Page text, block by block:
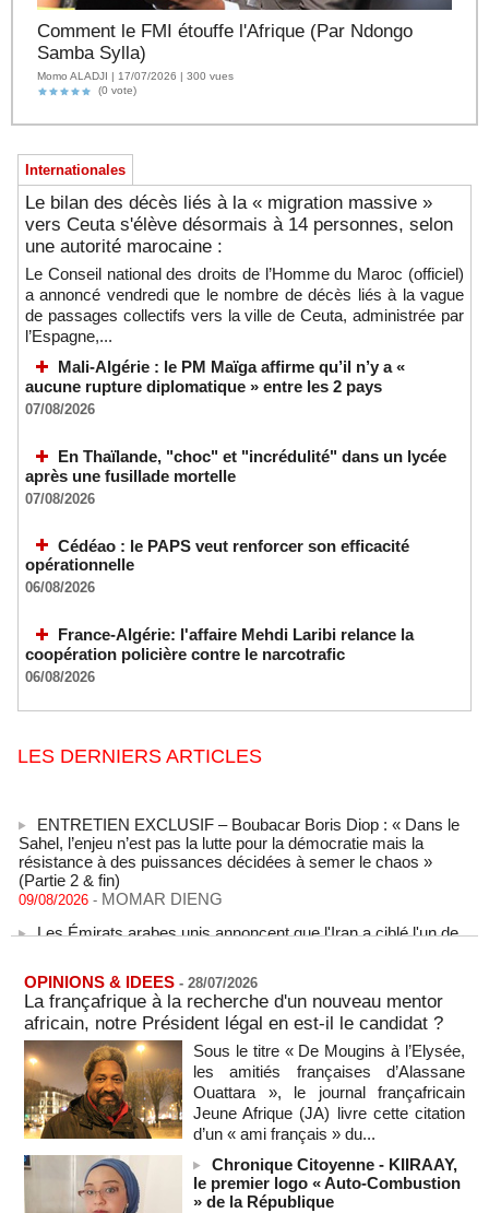
Comment le FMI étouffe l'Afrique (Par Ndongo
Samba Sylla)
Momo ALADJI | 17/07/2026 | 300 vues
(0 vote)
Internationales
Le bilan des décès liés à la « migration massive »
vers Ceuta s'élève désormais à 14 personnes, selon
une autorité marocaine :
Le Conseil national des droits de l’Homme du Maroc (officiel)
a annoncé vendredi que le nombre de décès liés à la vague
de passages collectifs vers la ville de Ceuta, administrée par
l’Espagne,...
Mali-Algérie : le PM Maïga affirme qu’il n’y a «
aucune rupture diplomatique » entre les 2 pays
07/08/2026
En Thaïlande, "choc" et "incrédulité" dans un lycée
après une fusillade mortelle
07/08/2026
Cédéao : le PAPS veut renforcer son efficacité
opérationnelle
06/08/2026
France-Algérie: l'affaire Mehdi Laribi relance la
coopération policière contre le narcotrafic
06/08/2026
LES DERNIERS ARTICLES
Sahel, l’enjeu n’est pas la lutte pour la démocratie mais la
résistance à des puissances décidées à semer le chaos »
(Partie 2 & fin)
09/08/2026 -MOMAR DIENG
Les Émirats arabes unis annoncent que l'Iran a ciblé l'un de
leurs navires avec un missile dans le détroit d'Ormuz
Le bilan des décès liés à la « migration massive » vers
Ceuta s'élève désormais à 14 personnes, selon une autorité
marocaine :
08/08/2026 -
Sénégal - Une revue de presse du 8 août 2026 (Par IA)
08/08/2026 -MOMO ALADJI
SENEGAL - Les Unes de la presse quotidienne du 8/9 août
2026
08/08/2026 -MOMO ALADJI
A Ceuta, les enfants migrants risquent d'être victimes de
OPINIONS & IDEES - 28/07/2026
La françafrique à la recherche d'un nouveau mentor
africain, notre Président légal en est-il le candidat ?
Sous le titre « De Mougins à l’Elysée,
les amitiés françaises d’Alassane
Ouattara », le journal françafricain
Jeune Afrique (JA) livre cette citation
d’un « ami français » du...
Chronique Citoyenne - KIIRAAY,
le premier logo « Auto-Combustion
» de la République